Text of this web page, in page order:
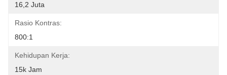
16,2 Juta
Rasio Kontras:
800:1
Kehidupan Kerja:
15k Jam